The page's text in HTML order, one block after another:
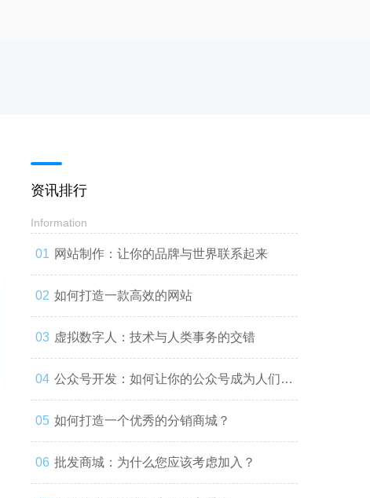
资讯排行
Information
网站制作：让你的品牌与世界联系起来
如何打造一款高效的网站
虚拟数字人：技术与人类事务的交错
公众号开发：如何让你的公众号成为人们心
中的第一选择
如何打造一个优秀的分销商城？
批发商城：为什么您应该考虑加入？